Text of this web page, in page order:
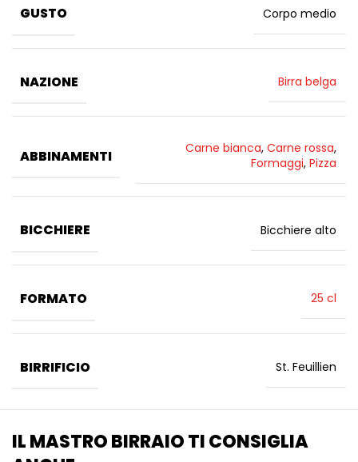
GUSTO Corpo medio
NAZIONE Birra belga
ABBINAMENTI Carne bianca, Carne rossa,
Formaggi, Pizza
BICCHIERE Bicchiere alto
FORMATO 25 cl
BIRRIFICIO St. Feuillien
IL MASTRO BIRRAIO TI CONSIGLIA